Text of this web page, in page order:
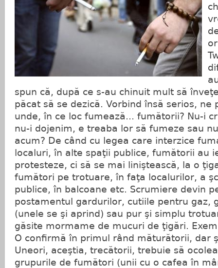
spun că, după ce s-au chinuit mult să
păcat să se dezică. Vorbind însă serios, ne
unde, în ce loc fumează... fumătorii? Nu-i
nu-i dojenim, e treaba lor să fumeze sau
acum? De când cu legea care interzice
localuri, în alte spaţii publice, fumătorii au
protesteze, ci să se mai liniştească, la o
fumători pe trotuare, în faţa localurilor, a
publice, în balcoane etc. Scrumiere devin
postamentul gardurilor, cutiile pentru gaz,
(unele se şi aprind) sau pur şi simplu
găsite mormame de mucuri de ţigări.
O confirmă în primul rând măturătorii, dar
Uneori, aceştia, trecătorii, trebuie să
grupurile de fumători (unii cu o cafea în